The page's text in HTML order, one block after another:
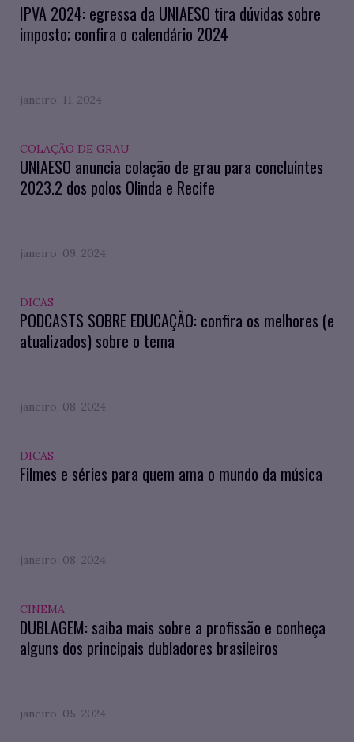
IPVA 2024: egressa da UNIAESO tira dúvidas sobre
imposto; confira o calendário 2024
janeiro. 11, 2024
COLAÇÃO DE GRAU
UNIAESO anuncia colação de grau para concluintes
2023.2 dos polos Olinda e Recife
janeiro. 09, 2024
DICAS
PODCASTS SOBRE EDUCAÇÃO: confira os melhores (e
atualizados) sobre o tema
janeiro. 08, 2024
DICAS
Filmes e séries para quem ama o mundo da música
janeiro. 08, 2024
CINEMA
DUBLAGEM: saiba mais sobre a profissão e conheça
alguns dos principais dubladores brasileiros
janeiro. 05, 2024